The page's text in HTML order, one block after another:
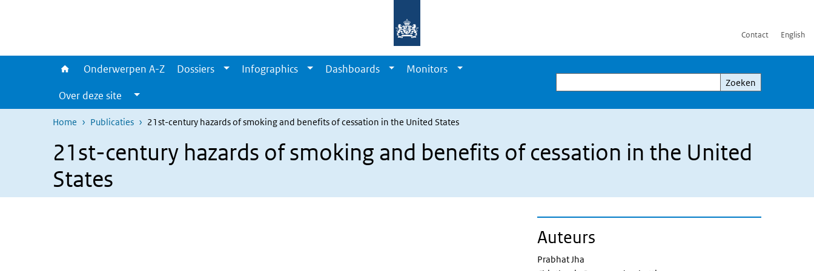
Contact English
Onderwerpen A-Z Dossiers Infographics Dashboards
Monitors
Over deze site
Zoeken
Zoeken
Home Publicaties 21st-century hazards of smoking and benefits of cessation in the United States
21st-century hazards of smoking and benefits of cessation in the United
States
Auteurs
Prabhat Jha